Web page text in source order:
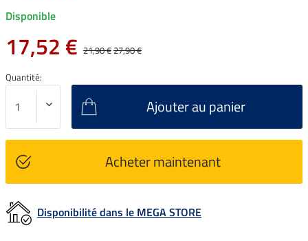
Disponible
17,52 € 21,90 €27,90 €
Quantité:
Ajouter au panier
Acheter maintenant
Disponibilité dans le MEGA STORE